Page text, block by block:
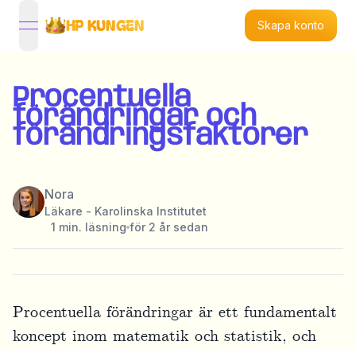
open navigation menu
HP KUNGEN Skapa konto
Procentuella
förändringar och
förändringsfaktorer
Nora
Läkare - Karolinska Institutet
1 min. läsning för 2 år sedan
Procentuella förändringar är ett fundamentalt
koncept inom matematik och statistik, och